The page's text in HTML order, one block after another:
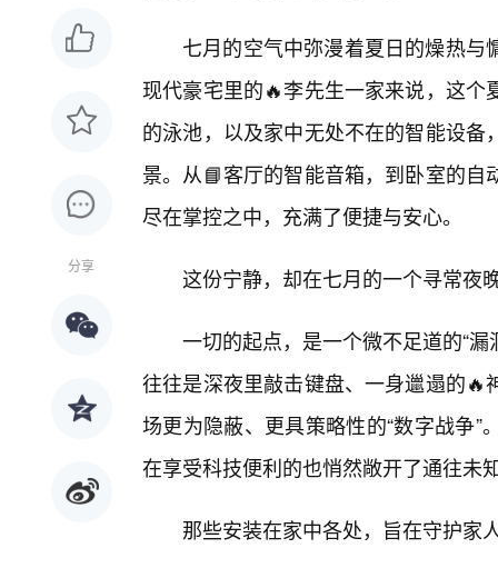
分享
七月的空气中弥漫着夏日的燥热
现代豪宅里的🔥李先生一家来说，这
的泳池，以及家中无处不在的智能设
景。从📘客厅的智能音箱，到卧室的
尽在掌控之中，充满了便捷与安心。
这份宁静，却在七月的一个寻常夜
一切的起点，是一个微不足道的“
往往是深夜里敲击键盘、一身邋遢的
场更为隐蔽、更具策略性的“数字战争
在享受科技便利的也悄然敞开了通往未
那些安装在家中各处，旨在守护家